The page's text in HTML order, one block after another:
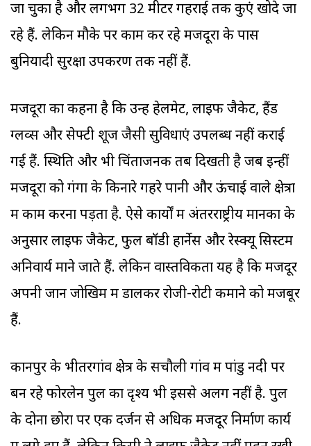
जा चुका है और लगभग 32 मीटर गहराई तक कुएं खोदे जा
रहे हैं. लेकिन मौके पर काम कर रहे मजदूरों के पास
बुनियादी सुरक्षा उपकरण तक नहीं हैं.
मजदूरों का कहना है कि उन्हें हेलमेट, लाइफ जैकेट, हैंड
ग्लव्स और सेफ्टी शूज जैसी सुविधाएं उपलब्ध नहीं कराई
गई हैं. स्थिति और भी चिंताजनक तब दिखती है जब इन्हीं
मजदूरों को गंगा के किनारे गहरे पानी और ऊंचाई वाले क्षेत्रों
में काम करना पड़ता है. ऐसे कार्यों में अंतरराष्ट्रीय मानकों के
अनुसार लाइफ जैकेट, फुल बॉडी हार्नेस और रेस्क्यू सिस्टम
अनिवार्य माने जाते हैं. लेकिन वास्तविकता यह है कि मजदूर
अपनी जान जोखिम में डालकर रोजी-रोटी कमाने को मजबूर
हैं.
कानपुर के भीतरगांव क्षेत्र के सचौली गांव में पांडु नदी पर
बन रहे फोरलेन पुल का दृश्य भी इससे अलग नहीं है. पुल
के दोनों छोरों पर एक दर्जन से अधिक मजदूर निर्माण कार्य